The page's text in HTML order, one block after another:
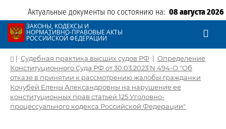
Актуальные документы по состоянию на: 08 августа 2026
ЗАКОНЫ, КОДЕКСЫ И
НОРМАТИВНО-ПРАВОВЫЕ АКТЫ
РОССИЙСКОЙ ФЕДЕРАЦИИ
| Судебная практика высших судов РФ | Определение
Конституционного Суда РФ от 30.03.2023 N 494-О "Об
отказе в принятии к рассмотрению жалобы гражданки
Кочубей Елены Александровны на нарушение ее
конституционных прав статьей 125 Уголовно-
процессуального кодекса Российской Федерации"